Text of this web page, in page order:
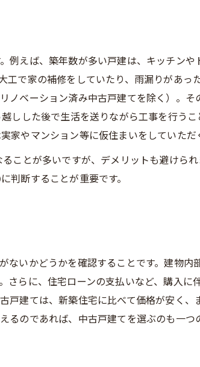
例えば、築年数が多い戸建は、キッチンや
で家の補修をしていたり、雨漏りがあっ
ノベーション済み中古戸建てを除く）。そ
しした後で生活を送りながら工事を行う
やマンション等に仮住まいをしていただ
ことが多いですが、デメリットも避けら
判断することが重要です。
ないかどうかを確認することです。建物内
らに、住宅ローンの支払いなど、購入に
戸建ては、新築住宅に比べて価格が安く、
るのであれば、中古戸建てを選ぶのも一つ